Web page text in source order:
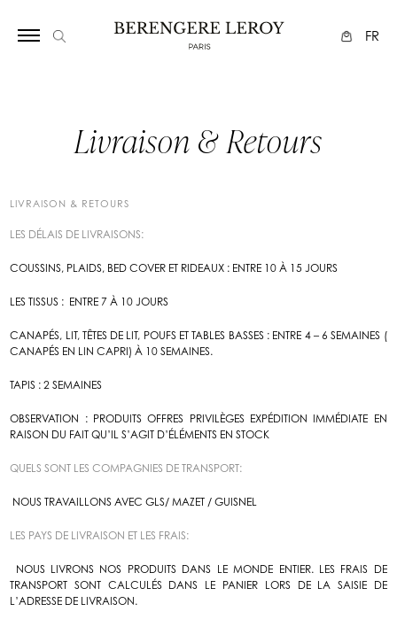
FR
Livraison & Retours
LIVRAISON & RETOURS
LES DÉLAIS DE LIVRAISONS:
COUSSINS, PLAIDS, BED COVER ET RIDEAUX : ENTRE 10 À 15 JOURS
LES TISSUS : ENTRE 7 À 10 JOURS
CANAPÉS, LIT, TÊTES DE LIT, POUFS ET TABLES BASSES : ENTRE 4 – 6 SEMAINES (
CANAPÉS EN LIN CAPRI) À 10 SEMAINES.
TAPIS : 2 SEMAINES
OBSERVATION :PRODUITS OFFRES PRIVILÈGES EXPÉDITION IMMÉDIATE EN
RAISON DU FAIT QU’IL S’AGIT D’ÉLÉMENTS EN STOCK
QUELS SONT LES COMPAGNIES DE TRANSPORT:
NOUS TRAVAILLONS AVEC GLS/ MAZET / GUISNEL
LES PAYS DE LIVRAISON ET LES FRAIS:
NOUS LIVRONS NOS PRODUITS DANS LE MONDE ENTIER. LES FRAIS DE
TRANSPORT SONT CALCULÉS DANS LE PANIER LORS DE LA SAISIE DE
L’ADRESSE DE LIVRAISON.